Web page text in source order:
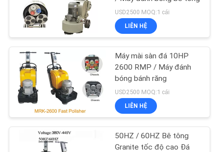
Đĩa mài kim cương
USD2500 MOQ:1 cái
LIÊN HỆ
Máy mài sàn đá 10HP
2600 RMP / Máy đánh
bóng bánh răng
USD2500 MOQ:1 cái
LIÊN HỆ
50HZ / 60HZ Bê tông
Granite tốc độ cao Đá